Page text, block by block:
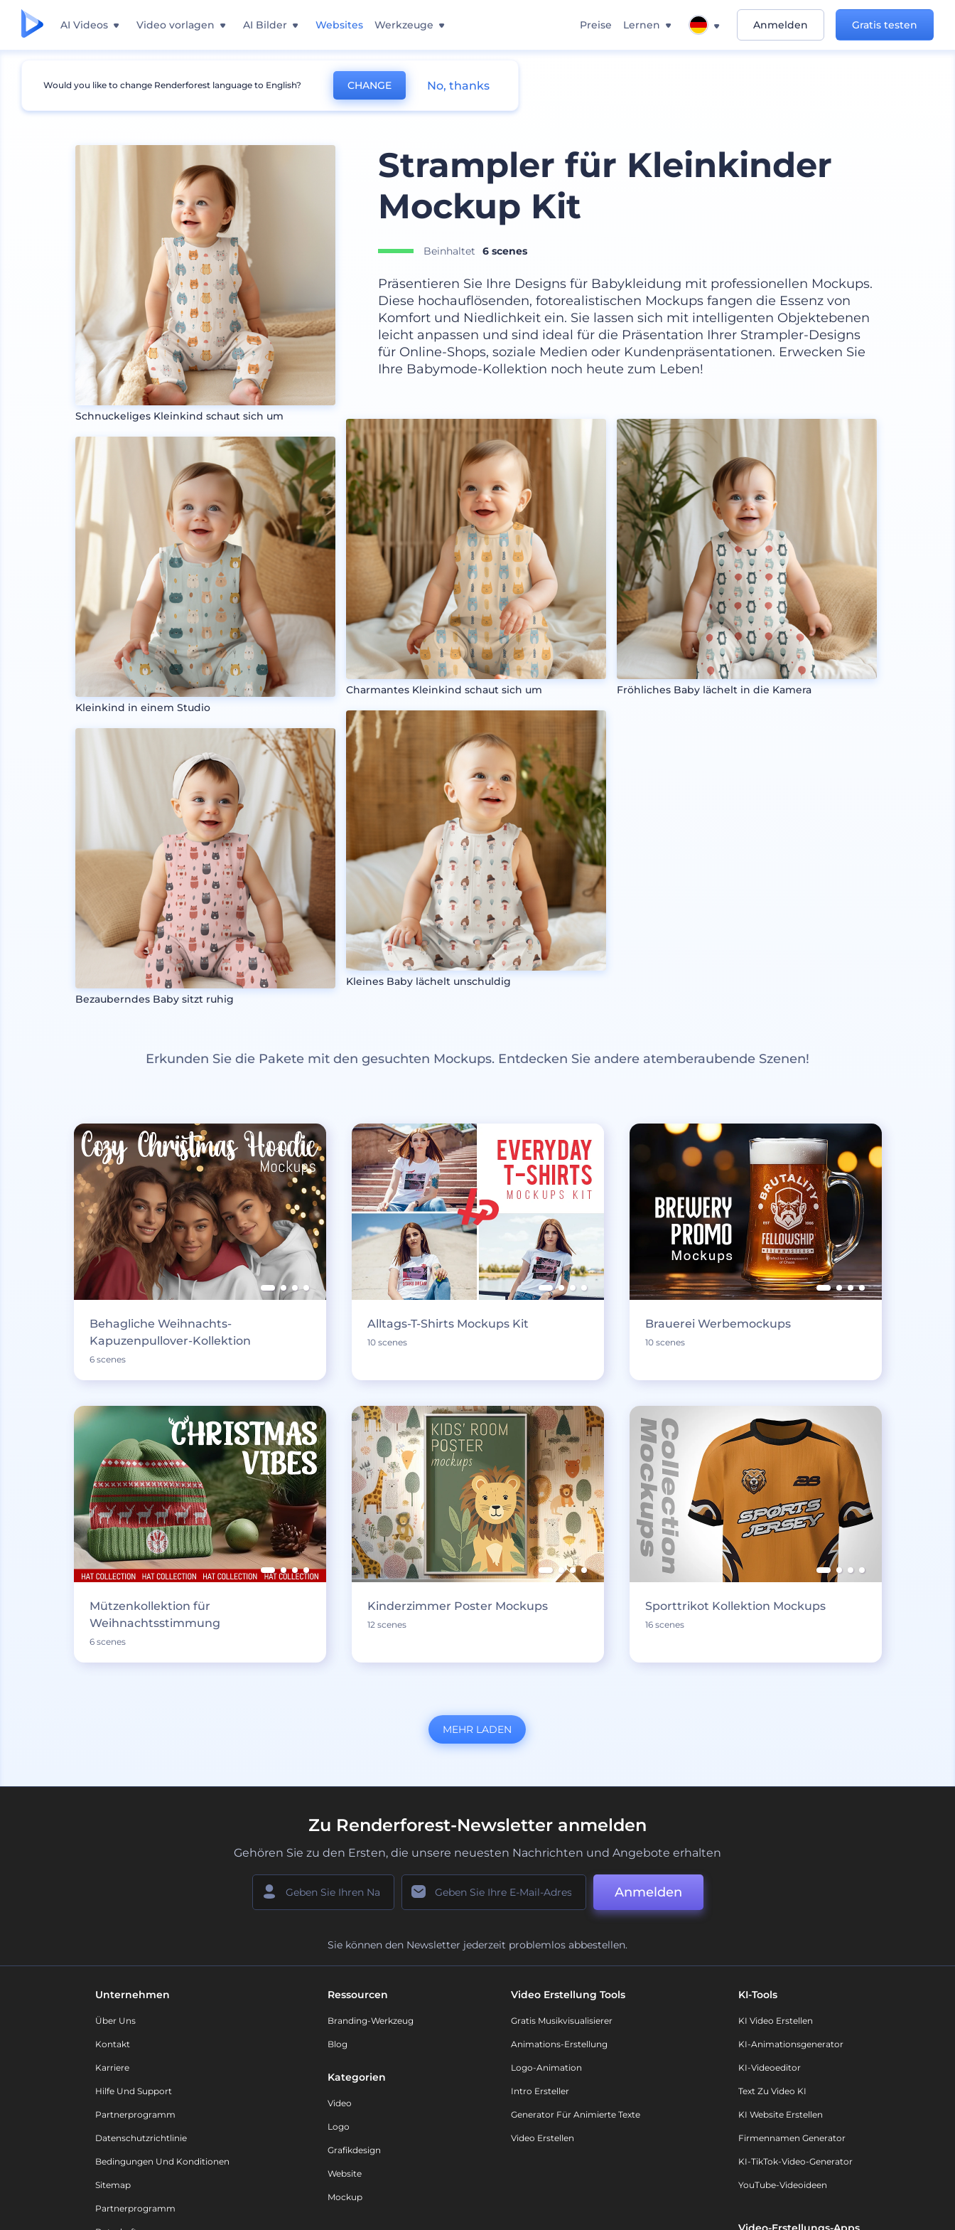
AI Videos Video vorlagen AI Bilder Websites Werkzeuge Preise Lernen Anmelden Gratis testen
Mockups Bekleidung Polohemden Mockup
Schnuckeliges Kleinkind schaut sich um
Kleinkind in einem Studio
Bezauberndes Baby sitzt ruhig
Strampler für Kleinkinder
Mockup Kit
Beinhaltet 6 scenes
Präsentieren Sie Ihre Designs für Babykleidung mit professionellen Mockups.
Diese hochauflösenden, fotorealistischen Mockups fangen die Essenz von
Komfort und Niedlichkeit ein. Sie lassen sich mit intelligenten Objektebenen
leicht anpassen und sind ideal für die Präsentation Ihrer Strampler-Designs
für Online-Shops, soziale Medien oder Kundenpräsentationen. Erwecken Sie
Ihre Babymode-Kollektion noch heute zum Leben!
Charmantes Kleinkind schaut sich um
Kleines Baby lächelt unschuldig
Fröhliches Baby lächelt in die Kamera
Erkunden Sie die Pakete mit den gesuchten Mockups. Entdecken Sie andere atemberaubende Szenen!
Behagliche Weihnachts-
Kapuzenpullover-Kollektion
6 scenes
Alltags-T-Shirts Mockups Kit
10 scenes
Brauerei Werbemockups
10 scenes
Mützenkollektion für
Weihnachtsstimmung
6 scenes
Kinderzimmer Poster Mockups
12 scenes
Sporttrikot Kollektion Mockups
16 scenes
MEHR LADEN
Zu Renderforest-Newsletter anmelden
Gehören Sie zu den Ersten, die unsere neuesten Nachrichten und Angebote erhalten
Anmelden
Sie können den Newsletter jederzeit problemlos abbestellen.
Unternehmen
Über Uns
Kontakt
Karriere
Hilfe Und Support
Partnerprogramm
Datenschutzrichtlinie
Bedingungen Und Konditionen
Sitemap
Partnerprogramm
Ressourcen
Branding-Werkzeug
Blog
Kategorien
Video
Logo
Grafikdesign
Website
Mockup
Video Erstellung Tools
Gratis Musikvisualisierer
Animations-Erstellung
Logo-Animation
Intro Ersteller
Generator Für Animierte Texte
Video Erstellen
KI-Tools
KI Video Erstellen
KI-Animationsgenerator
KI-Videoeditor
Text Zu Video KI
KI Website Erstellen
Firmennamen Generator
KI-TikTok-Video-Generator
YouTube-Videoideen
Would you like to change Renderforest language to English? CHANGE No, thanks